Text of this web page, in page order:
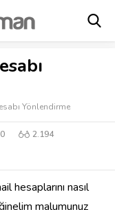
Yönlendirme
0 2.194
hesaplarını nasıl
malumunuz